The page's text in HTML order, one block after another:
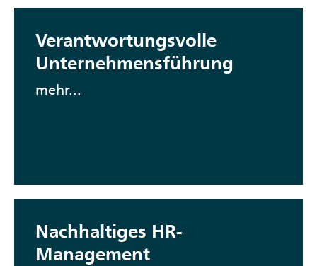
Verantwortungsvolle
Unternehmensführung
mehr...
Nachhaltiges HR-
Management